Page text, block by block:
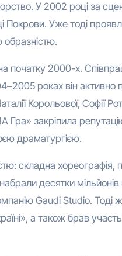
У 2002 році за
Уже тоді
початку 2000-х.
роках він
Корольової, Софії
Гра» закріпила
драматургією.
складна хореографія,
десятки
Gaudi Studio. Тоді
а також брав